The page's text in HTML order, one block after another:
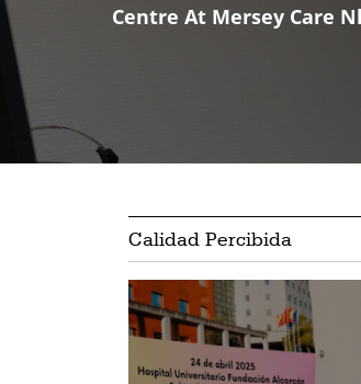
Centre At Mersey Care
Calidad Percibida